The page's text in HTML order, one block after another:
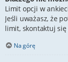
Limit opcji w
Jeśli uważasz, że
limit, skontaktuj
Na górę